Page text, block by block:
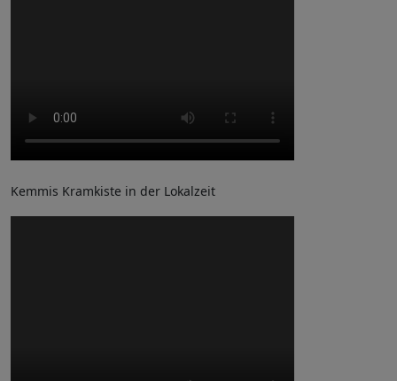
Kemmis Kramkiste in der Lokalzeit